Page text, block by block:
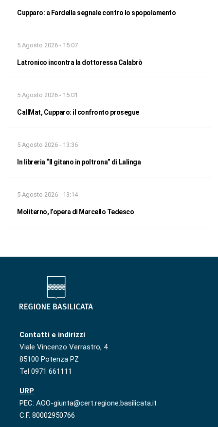
Cupparo: a Fardella segnale contro lo spopolamento
5 Agosto 2026 - 15:07
Latronico incontra la dottoressa Calabrò
5 Agosto 2026 - 15:01
CallMat, Cupparo: il confronto prosegue
5 Agosto 2026 - 13:36
In libreria “Il gitano in poltrona” di Lalinga
5 Agosto 2026 - 13:14
Moliterno, l’opera di Marcello Tedesco
Contatti e indirizzi
Viale Vincenzo Verrastro, 4
85100 Potenza PZ
Tel 0971 661111
URP
PEC: AOO-giunta@cert.regione.basilicata.it
C.F. 80002950766